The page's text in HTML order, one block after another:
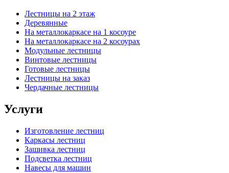
Лестницы на 2 этаж
Деревянные
На металлокаркасе на 1 косоуре
На металлокаркасе на 2 косоурах
Модульные лестницы
Винтовые лестницы
Готовые лестницы
Лестницы на заказ
Чердачные лестницы
Услуги
Изготовление лестниц
Каркасы лестниц
Зашивка лестниц
Подсветка лестниц
Навесы для машин